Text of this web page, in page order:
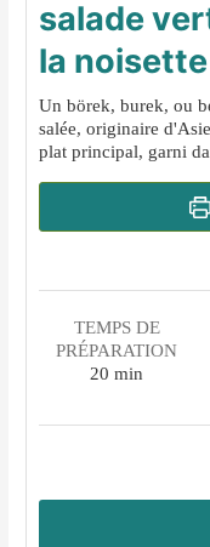
salade
la noisette
Un börek, burek, ou
salée, originaire
plat principal, garni
TEMPS DE
PRÉPARATION
20 minutes
min